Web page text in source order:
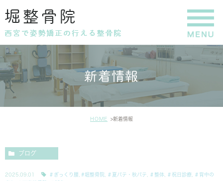
新着情報
HOME 新着情報
ブログ
2025.09.01 ＃ぎっくり腰 #堀整骨院 ＃夏バテ・秋バテ ＃整体 ＃祝日診療
＃背中の